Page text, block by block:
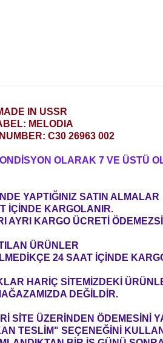
IN USSR
MELODIA
C30 26963 002
OLARAK 7 VE ÜSTÜ
YAPTIĞINIZ SATIN ALMALAR
İÇİNDE KARGOLANIR.
AYRI KARGO ÜCRETİ
ÜRÜNLER
24 SAAT İÇİNDE
HARİÇ SİTEMİZDEKİ
DEĞİLDİR.
SİTE ÜZERİNDEN ÖDEMESİNİ
TESLİM" SEÇENEĞİNİ